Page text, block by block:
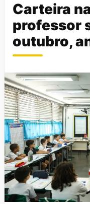
Carteira
professor
outubro,